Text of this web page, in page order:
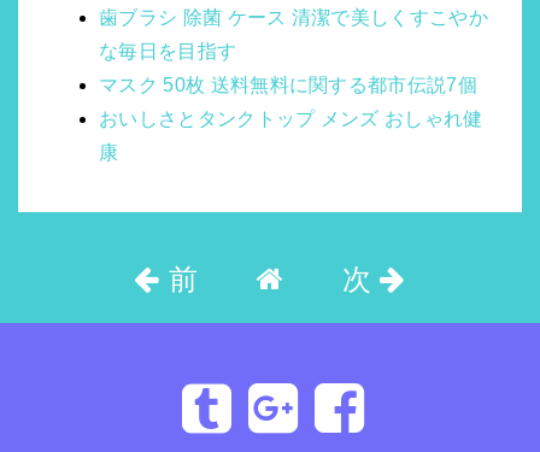
歯ブラシ 除菌 ケース 清潔で美しくすこやか
な毎日を目指す
マスク 50枚 送料無料に関する都市伝説7個
おいしさとタンクトップ メンズ おしゃれ健
康
前 次